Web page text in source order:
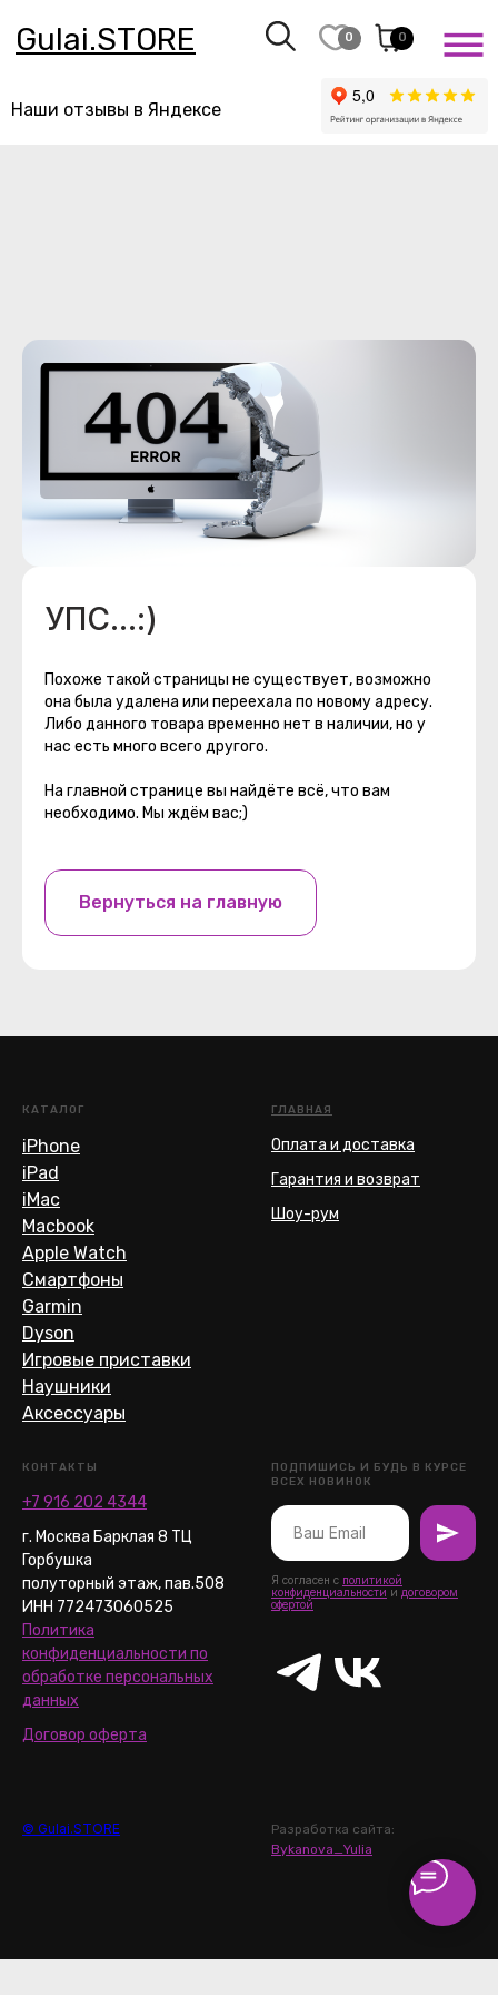
0
Gulai.STORE
Наши отзывы в Яндексе
УПС...:)
Похоже такой страницы не существует, возможно
она была удалена или переехала по новому адресу.
Либо данного товара временно нет в наличии, но у
нас есть много всего другого.
На главной странице вы найдёте всё, что вам
необходимо. Мы ждём вас;)
Вернуться на главную
КАТАЛОГ
iPhone
iPad
iMac
Macbook
Apple Watch
Смартфоны
Garmin
Dyson
Игровые приставки
Наушники
Аксессуары
ГЛАВНАЯ
Оплата и доставка
Гарантия и возврат
Шоу-рум
КОНТАКТЫ
+7 916 202 4344
г. Москва Барклая 8 ТЦ
Горбушка
полуторный этаж, пав.508
ИНН 772473060525
Политика
конфиденциальности по
обработке персональных
данных
Договор оферта
ПОДПИШИСЬ И БУДЬ В КУРСЕ
ВСЕХ НОВИНОК
Я согласен с политикой
конфиденциальности и договором
офертой
© Gulai.STORE
Разработка сайта:
Bykanova_Yulia